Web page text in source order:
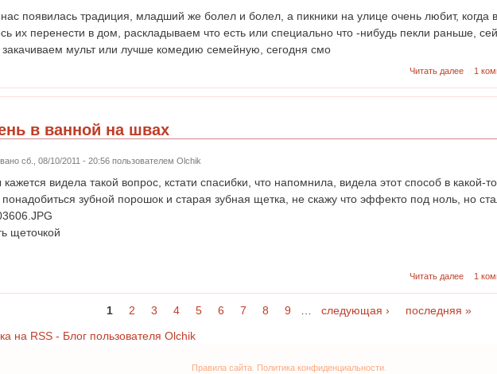
нас появилась традиция, младший же болел и болел, а пикники на улице очень любит, когда
их перенести в дом, раскладываем что есть или специально что -нибудь пекли раньше,
закачиваем мульт или лучше комедию семейную, сегодня смо
Читать далее 1
в ванной на швах
сб., 08/10/2011 - 20:56 пользователем Olchik
видела такой вопрос, кстати спасибки, что напомнила, видела этот способ в какой-
зубной порошок и старая зубная щетка, не скажу что эффекто под ноль, но
щеточкой
Читать далее 1
1 2 3 4 5 6 7 8 9 следующая › последняя »
Правила сайта. Политика конфиденциальности.